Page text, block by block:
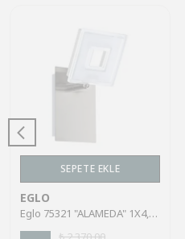
SEPETE EKLE
EGLO
Eglo 75321 "ALAMEDA" 1X4,5W Çelik Nikel Mat Sıva Üstü Spot